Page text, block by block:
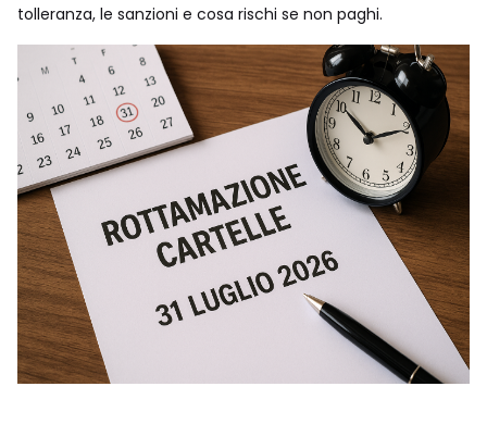
tolleranza, le sanzioni e cosa rischi se non paghi.